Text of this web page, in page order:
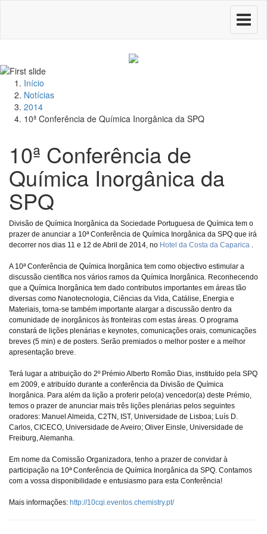
Toggle
Início
Notícias
2014
10ª Conferência de Química Inorgânica da SPQ
10ª Conferência de
Química Inorgânica da
SPQ
Divisão de Química Inorgânica da Sociedade Portuguesa de Química tem o
prazer de anunciar a 10ª Conferência de Química Inorgânica da SPQ que irá
decorrer nos dias 11 e 12 de Abril de 2014, no Hotel da Costa da Caparica
A 10ª Conferência de Química Inorgânica tem como objectivo estimular a
discussão científica nos vários ramos da Química Inorgânica. Reconhecendo
que a Química Inorgânica tem dado contributos importantes em áreas tão
diversas como Nanotecnologia, Ciências da Vida, Catálise, Energia e
Materiais, torna-se também importante alargar a discussão dentro da
comunidade de inorgânicos às fronteiras com estas áreas. O programa
constará de lições plenárias e keynotes, comunicações orais, comunicações
breves (5 min) e de posters. Serão premiados o melhor poster e a melhor
apresentação breve.
Terá lugar a atribuição do 2º Prémio Alberto Romão Dias, instituído pela SPQ
em 2009, e atribuído durante a conferência da Divisão de Química
Inorgânica. Para além da lição a proferir pelo(a) vencedor(a) deste Prémio,
temos o prazer de anunciar mais três lições plenárias pelos seguintes
oradores: Manuel Almeida, C2TN, IST, Universidade de Lisboa; Luís D.
Carlos, CICECO, Universidade de Aveiro; Oliver Einsle, Universidade de
Freiburg, Alemanha.
Em nome da Comissão Organizadora, tenho a prazer de convidar à
participação na 10ª Conferência de Química Inorgânica da SPQ. Contamos
com a vossa disponibilidade e entusiasmo para esta Conferência!
Mais informações: http://10cqi.eventos.chemistry.pt/